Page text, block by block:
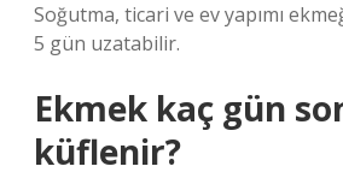
Soğutma, ticari ve ev yapımı
5 gün uzatabilir.
Ekmek kaç gün
küflenir?